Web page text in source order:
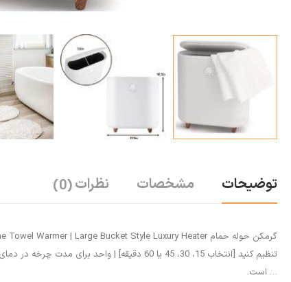
توضیحات مشخصات نظرات(0)
تنظیم کنید [انتخاب 15، 30، 45 یا 60
… است.